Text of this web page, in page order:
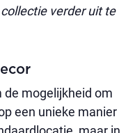
verder uit te
de mogelijkheid om
een unieke manier